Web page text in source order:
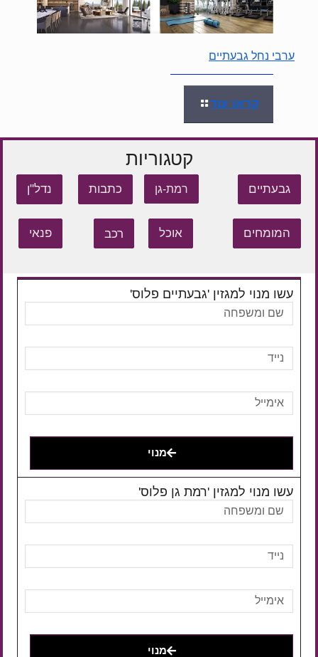
ערבי נחל גבעתיים
קראו עוד
קטגוריות
גבעתיים רמת-גן כתבות נדל"ן
המומחים אוכל רכב פנאי
עשו מנוי למגזין 'גבעתיים פלוס'
מנוי
עשו מנוי למגזין 'רמת גן פלוס'
מנוי